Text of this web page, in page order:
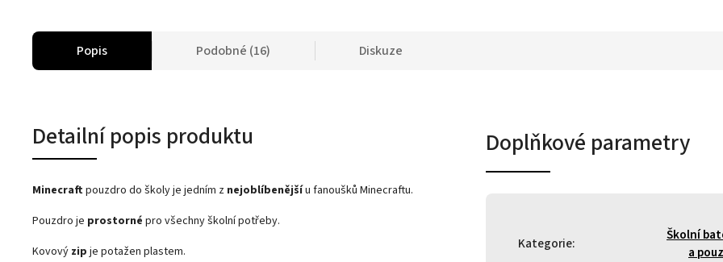
Popis Podobné (16) Diskuze
Detailní popis produktu
Minecraftpouzdro do školy je jedním z nejoblíbenějšíu fanoušků Minecraftu.
Pouzdro je prostorné pro všechny školní potřeby.
Kovový zip je potažen plastem.
Doplňkové parametry
Kategorie:
Školní
a